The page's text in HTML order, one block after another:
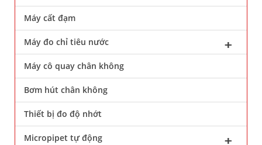
Máy cất đạm
Máy đo chỉ tiêu nước
Máy cô quay chân không
Bơm hút chân không
Thiết bị đo độ nhớt
Micropipet tự động